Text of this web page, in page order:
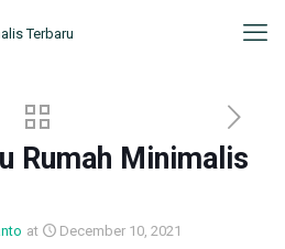
Rumah Minimalis
at December 10, 2021